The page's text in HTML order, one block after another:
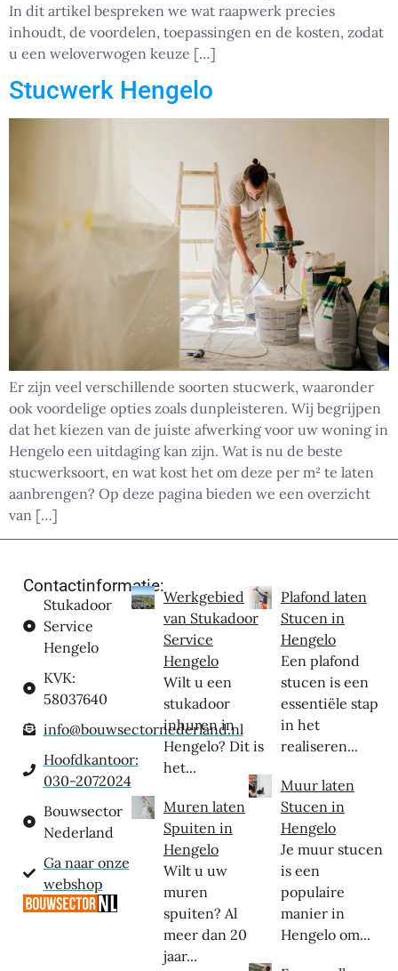
In dit artikel bespreken we wat raapwerk precies
inhoudt, de voordelen, toepassingen en de kosten, zodat
u een weloverwogen keuze […]
Stucwerk Hengelo
Er zijn veel verschillende soorten stucwerk, waaronder
ook voordelige opties zoals dunpleisteren. Wij begrijpen
dat het kiezen van de juiste afwerking voor uw woning in
Hengelo een uitdaging kan zijn. Wat is nu de beste
stucwerksoort, en wat kost het om deze per m² te laten
aanbrengen? Op deze pagina bieden we een overzicht
van […]
Contactinformatie:
Stukadoor
Service
Hengelo
KVK:
58037640
info@bouwsectornederland.nl
Hoofdkantoor:
030-2072024
Bouwsector
Nederland
Ga naar onze
webshop
Werkgebied
van Stukadoor
Service
Hengelo
Wilt u een
stukadoor
inhuren in
Hengelo? Dit is
het...
Muren laten
Spuiten in
Hengelo
Wilt u uw
muren
spuiten? Al
meer dan 20
jaar...
Plafond laten
Stucen in
Hengelo
Een plafond
stucen is een
essentiële stap
in het
realiseren...
Muur laten
Stucen in
Hengelo
Je muur stucen
is een
populaire
manier in
Hengelo om...